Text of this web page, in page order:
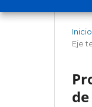
Inicio
Eje